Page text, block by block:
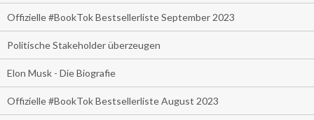
Offizielle #BookTok Bestsellerliste September 2023
Politische Stakeholder überzeugen
Elon Musk - Die Biografie
Offizielle #BookTok Bestsellerliste August 2023